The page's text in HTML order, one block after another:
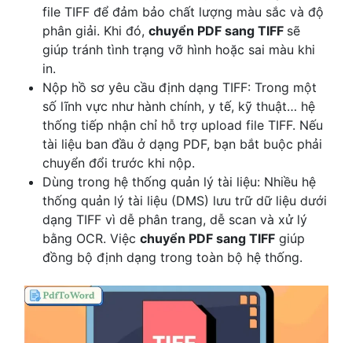
file TIFF để đảm bảo chất lượng màu sắc và độ
phân giải. Khi đó, chuyển PDF sang TIFF sẽ
giúp tránh tình trạng vỡ hình hoặc sai màu khi
in.
Nộp hồ sơ yêu cầu định dạng TIFF: Trong một
số lĩnh vực như hành chính, y tế, kỹ thuật… hệ
thống tiếp nhận chỉ hỗ trợ upload file TIFF. Nếu
tài liệu ban đầu ở dạng PDF, bạn bắt buộc phải
chuyển đổi trước khi nộp.
Dùng trong hệ thống quản lý tài liệu: Nhiều hệ
thống quản lý tài liệu (DMS) lưu trữ dữ liệu dưới
dạng TIFF vì dễ phân trang, dễ scan và xử lý
bằng OCR. Việc chuyển PDF sang TIFF giúp
đồng bộ định dạng trong toàn bộ hệ thống.